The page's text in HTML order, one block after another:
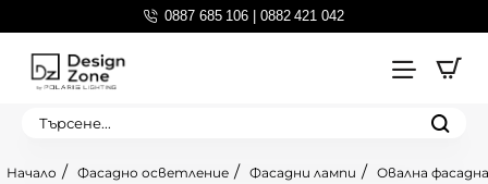
0887 685 106 | 0882 421 042
Търсене...
Фасадно осветление Фасадни лампи Овална